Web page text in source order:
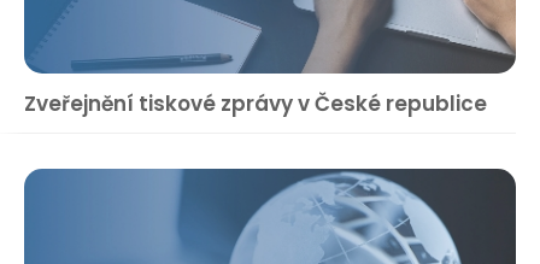
Zveřejnění tiskové zprávy v České republice